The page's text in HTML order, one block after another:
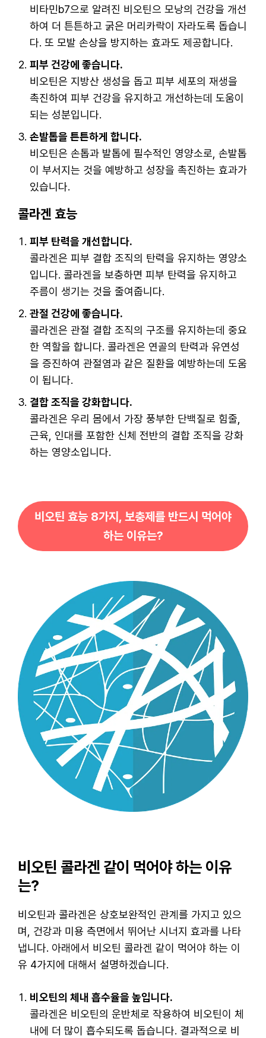
비타민b7으로 알려진 비오틴으 모낭의 건강을 개선
하여 더 튼튼하고 굵은 머리카락이 자라도록 돕습니
다. 또 모발 손상을 방지하는 효과도 제공합니다.
피부 건강에 좋습니다.
비오틴은 지방산 생성을 돕고 피부 세포의 재생을
촉진하여 피부 건강을 유지하고 개선하는데 도움이
되는 성분입니다.
손발톱을 튼튼하게 합니다.
비오틴은 손톱과 발톱에 필수적인 영양소로, 손발톱
이 부서지는 것을 예방하고 성장을 촉진하는 효과가
있습니다.
콜라겐 효능
피부 탄력을 개선합니다.
콜라겐은 피부 결합 조직의 탄력을 유지하는 영양소
입니다. 콜라겐을 보충하면 피부 탄력을 유지하고
주름이 생기는 것을 줄여줍니다.
관절 건강에 좋습니다.
콜라겐은 관절 결합 조직의 구조를 유지하는데 중요
한 역할을 합니다. 콜라겐은 연골의 탄력과 유연성
을 증진하여 관절염과 같은 질환을 예방하는데 도움
이 됩니다.
결합 조직을 강화합니다.
콜라겐은 우리 몸에서 가장 풍부한 단백질로 힘줄,
근육, 인대를 포함한 신체 전반의 결합 조직을 강화
하는 영양소입니다.
비오틴 효능 8가지, 보충제를 반드시 먹어야
하는 이유는?
비오틴 콜라겐 같이 먹어야 하는 이유
는?
비오틴과 콜라겐은 상호보완적인 관계를 가지고 있으
며, 건강과 미용 측면에서 뛰어난 시너지 효과를 나타
냅니다. 아래에서 비오틴 콜라겐 같이 먹어야 하는 이
유 4가지에 대해서 설명하겠습니다.
비오틴의 체내 흡수율을 높입니다.
콜라겐은 비오틴의 운반체로 작용하여 비오틴이 체
내에 더 많이 흡수되도록 돕습니다. 결과적으로 비